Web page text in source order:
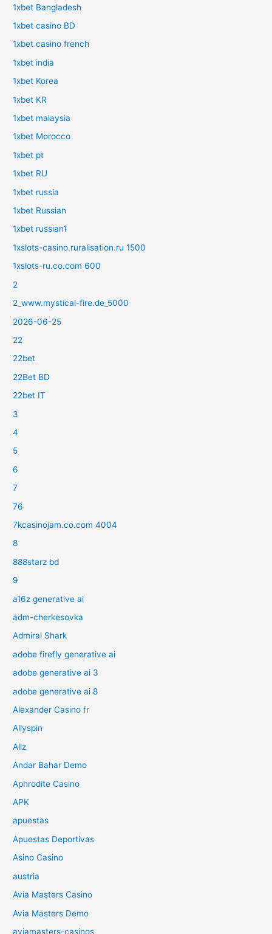
1xbet Bangladesh
1xbet casino BD
1xbet casino french
1xbet india
1xbet Korea
1xbet KR
1xbet malaysia
1xbet Morocco
1xbet pt
1xbet RU
1xbet russia
1xbet Russian
1xbet russian1
1xslots-casino.ruralisation.ru 1500
1xslots-ru.co.com 600
2
2_www.mystical-fire.de_5000
2026-06-25
22
22bet
22Bet BD
22bet IT
3
4
5
6
7
76
7kcasinojam.co.com 4004
8
888starz bd
9
a16z generative ai
adm-cherkesovka
Admiral Shark
adobe firefly generative ai
adobe generative ai 3
adobe generative ai 8
Alexander Casino fr
Allyspin
Allz
Andar Bahar Demo
Aphrodite Casino
APK
apuestas
Apuestas Deportivas
Asino Casino
austria
Avia Masters Casino
Avia Masters Demo
aviamasters-casinos